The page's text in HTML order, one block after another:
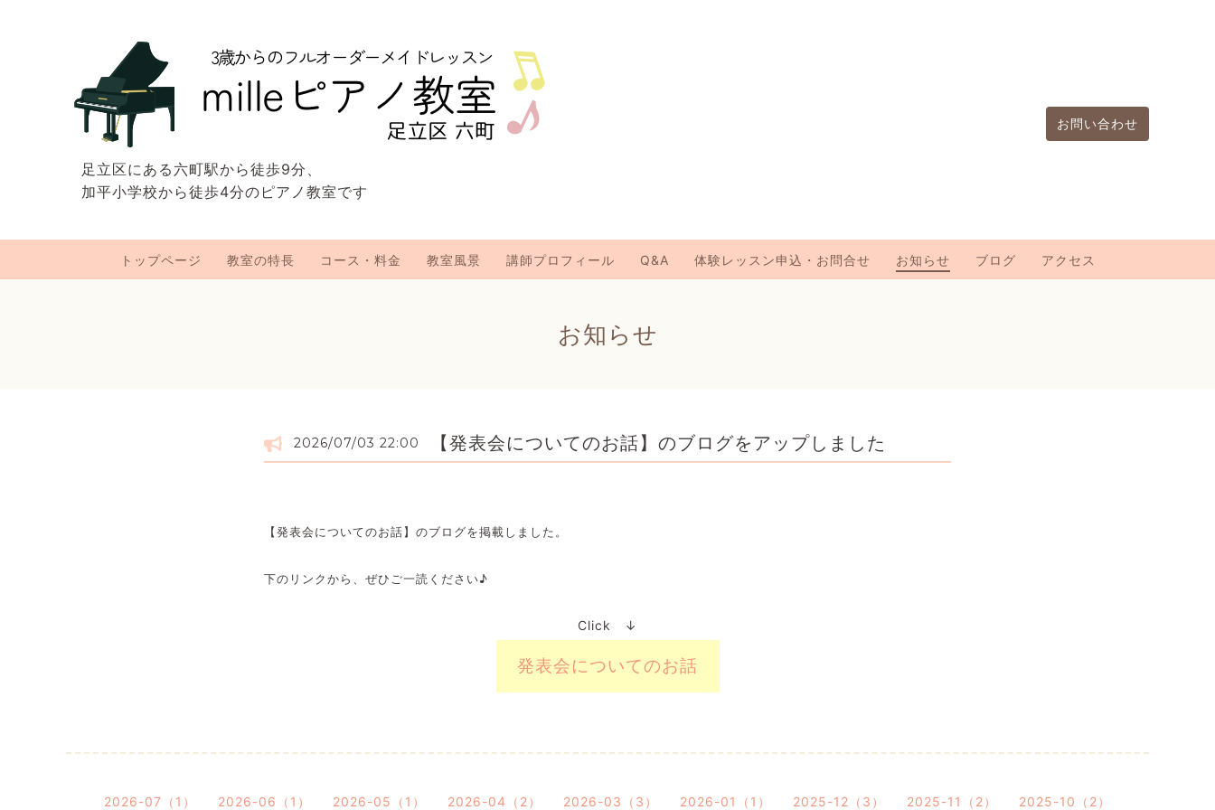
足立区にある六町駅から徒歩9分、
加平小学校から徒歩4分のピアノ教室です
お問い合わせ
トップページ 教室の特長 コース・料金 教室風景 講師プロフィール Q&A 体験レッスン申込・お問合せ お知らせ ブログ アクセス
お知らせ
2026/07/03 22:00 【発表会についてのお話】のブログをアップしました
【発表会についてのお話】のブログを掲載しました。
下のリンクから、ぜひご一読ください♪
Click ↓
発表会についてのお話
2026-07（1） 2026-06（1） 2026-05（1） 2026-04（2） 2026-03（3） 2026-01（1） 2025-12（3） 2025-11（2） 2025-10（2）